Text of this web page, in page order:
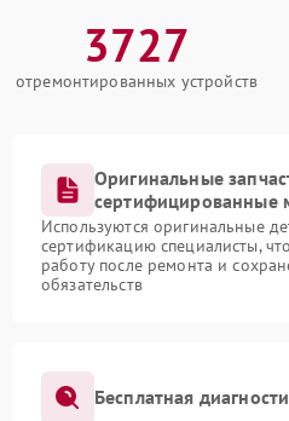
3727
отремонтированных устройств
Оригинальные
сертифицированные
Используются оригинальные
сертификацию специалисты,
работу после ремонта и
обязательств
Бесплатная